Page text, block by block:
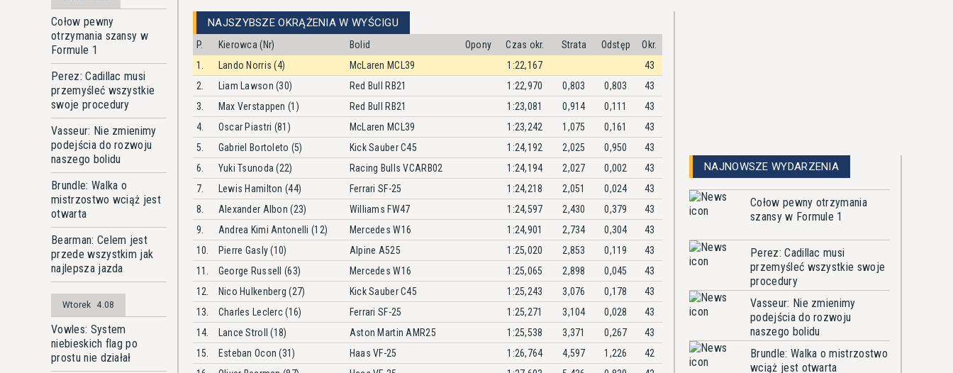
Cołow pewny
otrzymania szansy w
Formule 1
Perez: Cadillac musi
przemyśleć wszystkie
swoje procedury
Vasseur: Nie zmienimy
podejścia do rozwoju
naszego bolidu
Brundle: Walka o
mistrzostwo wciąż jest
otwarta
Bearman: Celem jest
przede wszystkim jak
najlepsza jazda
Wtorek 4.08
Vowles: System
niebieskich flag po
prostu nie działał
NAJSZYBSZE OKRĄŻENIA W WYŚCIGU
P. Kierowca (Nr) Bolid Opony Czas okr. Strata Odstęp
Okr.
1.
Lando Norris (4) McLaren MCL39 1:22,167
43
2.
Liam Lawson (30) Red Bull RB21 1:22,970 0,803 0,803
43
3.
Max Verstappen (1) Red Bull RB21 1:23,081 0,914 0,111
43
4.
Oscar Piastri (81) McLaren MCL39 1:23,242 1,075 0,161
43
5.
Gabriel Bortoleto (5) Kick Sauber C45 1:24,192 2,025 0,950
43
6.
Yuki Tsunoda (22) Racing Bulls VCARB02 1:24,194 2,027 0,002
43
7.
Lewis Hamilton (44) Ferrari SF-25 1:24,218 2,051 0,024
43
8.
Alexander Albon (23) Williams FW47 1:24,597 2,430 0,379
43
9.
Andrea Kimi Antonelli (12) Mercedes W16 1:24,901 2,734 0,304
43
10.
Pierre Gasly (10) Alpine A525 1:25,020 2,853 0,119
43
11.
George Russell (63) Mercedes W16 1:25,065 2,898 0,045
43
12.
Nico Hulkenberg (27) Kick Sauber C45 1:25,243 3,076 0,178
43
13.
Charles Leclerc (16) Ferrari SF-25 1:25,271 3,104 0,028
43
14.
Lance Stroll (18) Aston Martin AMR25 1:25,538 3,371 0,267
43
15.
Esteban Ocon (31) Haas VF-25 1:26,764 4,597 1,226
42
NAJNOWSZE WYDARZENIA
Cołow pewny otrzymania
szansy w Formule 1
Perez: Cadillac musi
przemyśleć wszystkie swoje
procedury
Vasseur: Nie zmienimy
podejścia do rozwoju
naszego bolidu
Brundle: Walka o mistrzostwo
wciąż jest otwarta